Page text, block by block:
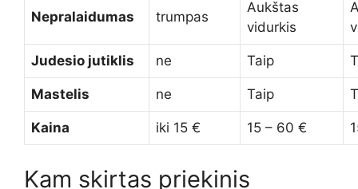
Nepralaidumas trumpas
Aukštas
vidurkis
Judesio jutiklis ne Taip
Mastelis ne Taip
Kaina iki 15 € 15 – 60 €
Kam skirtas priekinis